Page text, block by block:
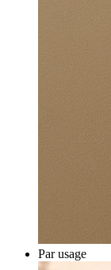
Par usage